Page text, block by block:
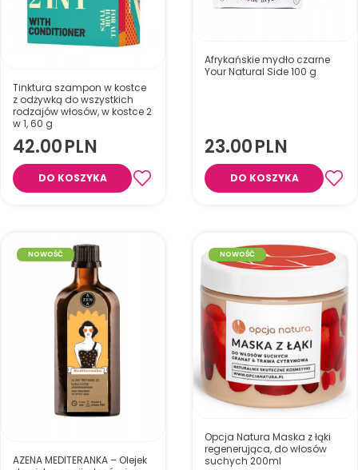
Odżywia, nawilża i wygładza
włosy dzięki olejom
makadamia, arganowemu i
jojoba, nadając im połysk,
Tinktura szampon w kostce
z odżywką do wszystkich
rodzajów włosów, w kostce 2
w 1, 60 g
42.00PLN
DO KOSZYKA
oczyszczania, nawilżania i
Afrykańskie mydło czarne
Your Natural Side 100 g
23.00PLN
DO KOSZYKA
NOWOŚĆ
AZENA MEDITERANKA – Olejek
NOWOŚĆ
Opcja Natura Maska z łąki
regenerująca, do włosów
suchych 200ml